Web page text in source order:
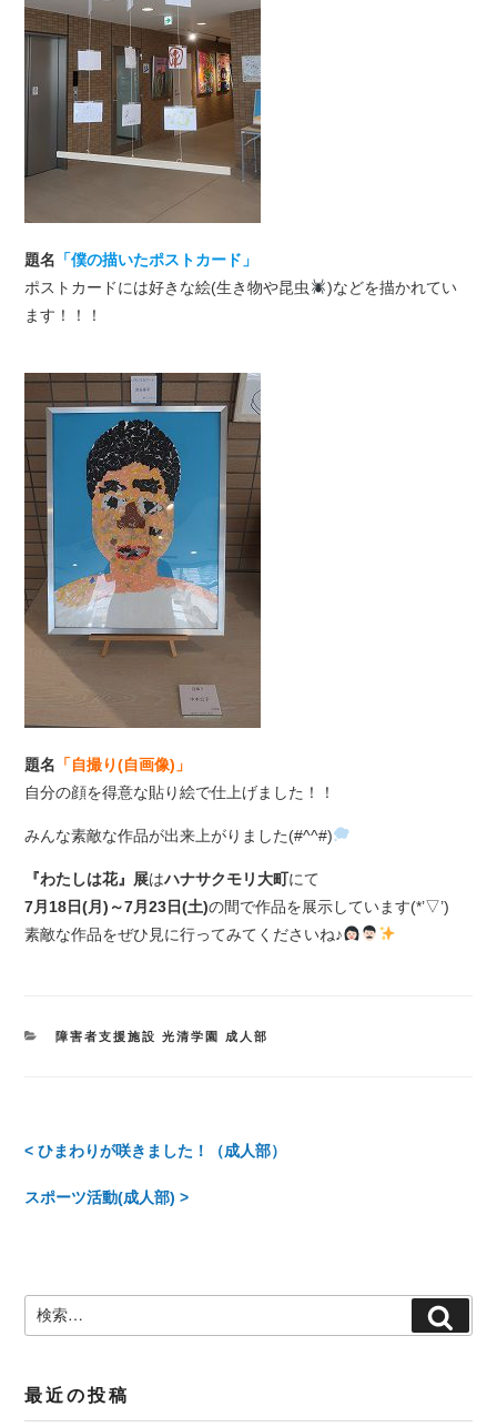
題名 「僕の描いたポストカード」
ポストカードには好きな絵(生き物や昆虫
)などを描かれてい
ます！！！
題名 「自撮り(自画像)」
自分の顔を得意な貼り絵で仕上げました！！
みんな素敵な作品が出来上がりました(#^^#)
『わたしは花』展はハナサクモリ大町にて
7月18日(月)～7月23日(土)の間で作品を展示しています(*’▽’)
素敵な作品をぜひ見に行ってみてくださいね♪
カ
障害者支援施設 光清学園 成人部
投
稿
ゲ
ー
< ひまわりが咲きました！（成人部）
スポーツ活動(成人部) >
索
最近の投稿